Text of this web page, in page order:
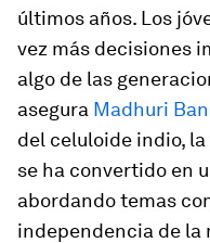
últimos años. Los
vez más decisiones
algo de las
asegura Madhuri
del celuloide indio,
se ha convertido en
abordando temas
independencia de la